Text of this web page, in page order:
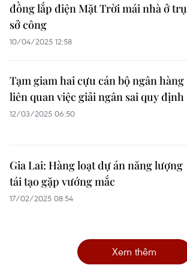
đồng lắp điện Mặt Trời mái nhà ở trụ
sở công
10/04/2025 12:58
Tạm giam hai cựu cán bộ ngân hàng
liên quan việc giải ngân sai quy định
12/03/2025 06:50
Gia Lai: Hàng loạt dự án năng lượng
tái tạo gặp vướng mắc
17/02/2025 08:54
Xem thêm